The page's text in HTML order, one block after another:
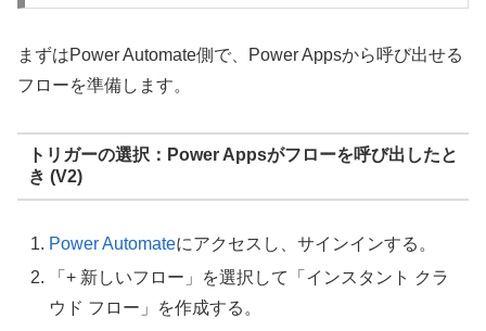
まずはPower Automate側で、Power Appsから呼び出せる
フローを準備します。
トリガーの選択：Power Appsがフローを呼び出したと
き (V2)
Power Automateにアクセスし、サインインする。
「+ 新しいフロー」を選択して「インスタント クラ
ウド フロー」を作成する。